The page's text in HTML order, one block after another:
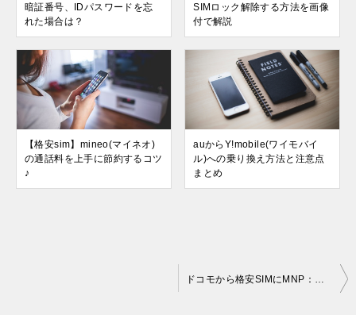
暗証番号、IDパスワードを忘
れた場合は？
SIMロック解除する方法を画像
付で解説
【格安sim】mineo(マイネオ)
の通話料を上手に節約するコツ
♪
auからY!mobile(ワイモバイ
ル)への乗り換え方法と注意点
まとめ
ドコモから格安SIMにMNP：申し込み検討時の必須チェック項目！